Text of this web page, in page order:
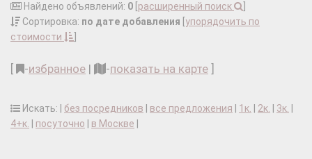
Найдено объявлений: 0 расширенный поиск
Сортировка: по дате добавления упорядочить по
стоимости
-избранное | -показать на карте
Искать: | без посредников все предложения 1к. 2к. 3к.
4+к.
посуточно в Москве